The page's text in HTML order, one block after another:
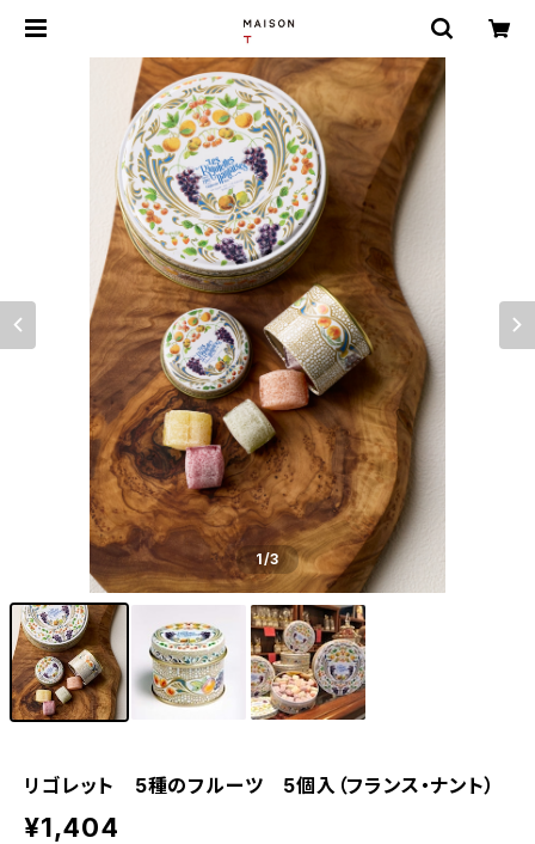
1/3
リゴレット 5種のフルーツ 5個入（フランス・ナント）
¥1,404